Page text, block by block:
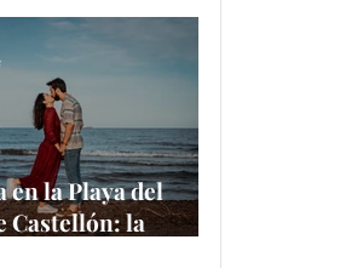
de Castellón
en la Playa del
Castellón: la